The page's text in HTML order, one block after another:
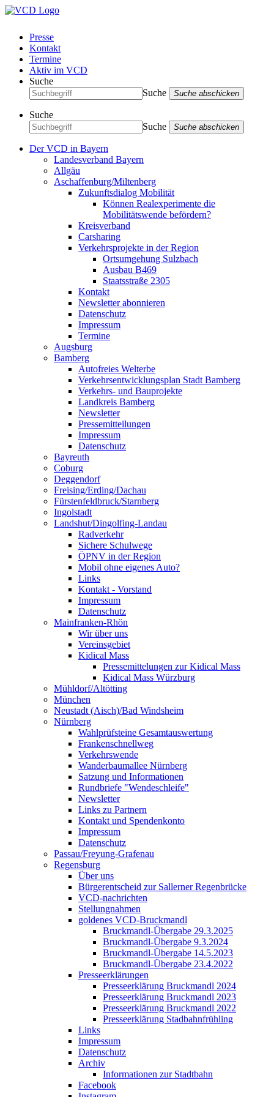
Presse
Kontakt
Termine
Aktiv im VCD
Suche
Suche
Suche abschicken
Suche
Suche
Suche abschicken
Der VCD in Bayern
Landesverband Bayern
Allgäu
Aschaffenburg/Miltenberg
Zukunftsdialog Mobilität
Können Realexperimente die
Mobilitätswende befördern?
Kreisverband
Carsharing
Verkehrsprojekte in der Region
Ortsumgehung Sulzbach
Ausbau B469
Staatsstraße 2305
Kontakt
Newsletter abonnieren
Datenschutz
Impressum
Termine
Augsburg
Bamberg
Autofreies Welterbe
Verkehrsentwicklungsplan Stadt Bamberg
Verkehrs- und Bauprojekte
Landkreis Bamberg
Newsletter
Pressemitteilungen
Impressum
Datenschutz
Bayreuth
Coburg
Deggendorf
Freising/Erding/Dachau
Fürstenfeldbruck/Starnberg
Ingolstadt
Landshut/Dingolfing-Landau
Radverkehr
Sichere Schulwege
ÖPNV in der Region
Mobil ohne eigenes Auto?
Links
Kontakt - Vorstand
Impressum
Datenschutz
Mainfranken-Rhön
Wir über uns
Vereinsgebiet
Kidical Mass
Pressemittelungen zur Kidical Mass
Kidical Mass Würzburg
Mühldorf/Altötting
München
Neustadt (Aisch)/Bad Windsheim
Nürnberg
Wahlprüfsteine Gesamtauswertung
Frankenschnellweg
Verkehrswende
Wanderbaumallee Nürnberg
Satzung und Informationen
Rundbriefe "Wendeschleife"
Newsletter
Links zu Partnern
Kontakt und Spendenkonto
Impressum
Datenschutz
Passau/Freyung-Grafenau
Regensburg
Über uns
Bürgerentscheid zur Sallerner Regenbrücke
VCD-nachrichten
Stellungnahmen
goldenes VCD-Bruckmandl
Bruckmandl-Übergabe 29.3.2025
Bruckmandl-Übergabe 9.3.2024
Bruckmandl-Übergabe 14.5.2023
Bruckmandl-Übergabe 23.4.2022
Presseerklärungen
Presseerklärung Bruckmandl 2024
Presseerklärung Bruckmandl 2023
Presseerklärung Bruckmandl 2022
Presseerklärung Stadbahnfrühling
Links
Impressum
Datenschutz
Archiv
Informationen zur Stadtbahn
Facebook